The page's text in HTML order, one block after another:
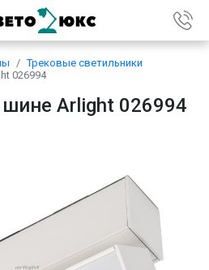
Трековые светильники
026994
Arlight 026994